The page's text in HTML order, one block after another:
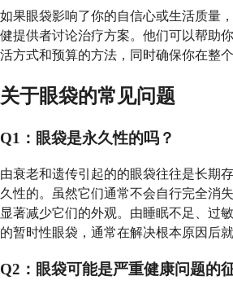
如果眼袋影响了你的自信心或生活质量
健提供者讨论治疗方案。他们可以帮助
活方式和预算的方法，同时确保你在整个
关于眼袋的常见问题
Q1：眼袋是永久性的吗？
由衰老和遗传引起的的眼袋往往是长期
久性的。虽然它们通常不会自行完全消
显著减少它们的外观。由睡眠不足、过
的暂时性眼袋，通常在解决根本原因后就
Q2：眼袋可能是严重健康问题的